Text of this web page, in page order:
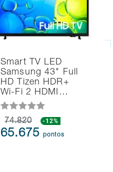
Smart TV LED
Samsung 43" Full
HD Tizen HDR+
Wi-Fi 2 HDMI…
74.820 -12%
65.675pontos